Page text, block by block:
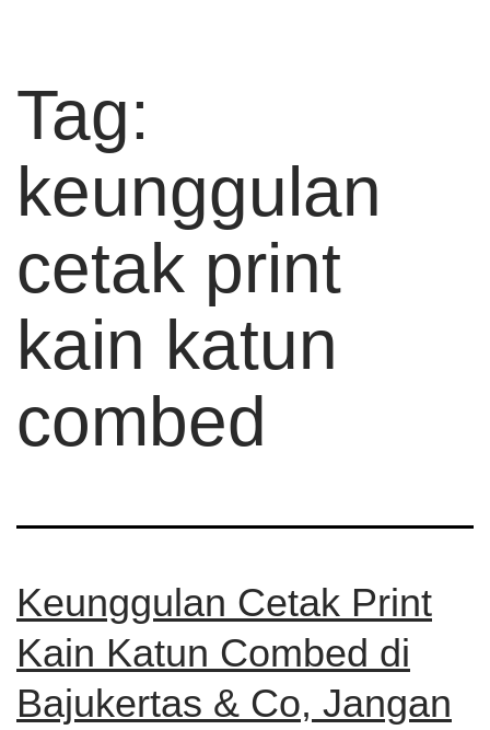
Tag:
keunggulan
cetak print
kain katun
combed
Keunggulan Cetak Print
Kain Katun Combed di
Bajukertas & Co, Jangan